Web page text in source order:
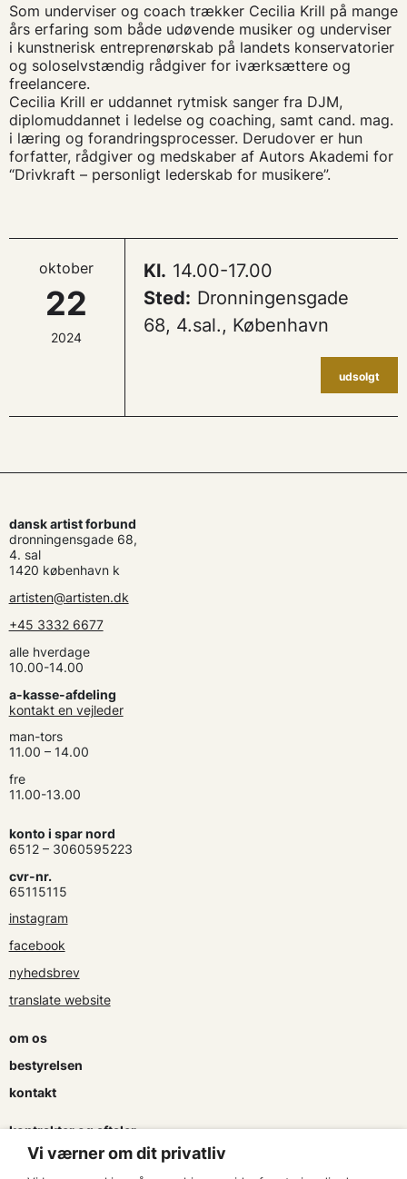
Som underviser og coach trækker Cecilia Krill på mange
års erfaring som både udøvende musiker og underviser
i kunstnerisk entreprenørskab på landets konservatorier
og soloselvstændig rådgiver for iværksættere og
freelancere.
Cecilia Krill er uddannet rytmisk sanger fra DJM,
diplomuddannet i ledelse og coaching, samt cand. mag.
i læring og forandringsprocesser. Derudover er hun
forfatter, rådgiver og medskaber af Autors Akademi for
“Drivkraft – personligt lederskab for musikere”.
oktober
22
2024
Kl. 14.00-17.00
Sted: Dronningensgade
68, 4.sal., København
udsolgt
dansk artist forbund
dronningensgade 68,
4. sal
1420 københavn k
artisten@artisten.dk
+45 3332 6677
alle hverdage
10.00-14.00
a-kasse-afdeling
kontakt en vejleder
man-tors
11.00 – 14.00
fre
11.00-13.00
konto i spar nord
6512 – 3060595223
cvr-nr.
65115115
instagram
facebook
nyhedsbrev
translate website
om os
bestyrelsen
kontakt
kontrakter og aftaler
søg tilskud
Vi værner om dit privatliv